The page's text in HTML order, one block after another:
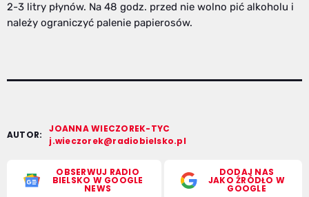
2-3 litry płynów. Na 48 godz. przed nie wolno pić alkoholu i
należy ograniczyć palenie papierosów.
AUTOR:
JOANNA WIECZOREK-TYC
j.wieczorek@radiobielsko.pl
OBSERWUJ RADIO
BIELSKO W GOOGLE
NEWS
DODAJ NAS
JAKO ŹRÓDŁO W
GOOGLE